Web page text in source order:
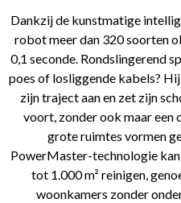
Dankzij de kunstmatige
robot meer dan 320 soorten
0,1 seconde. Rondslingerend
poes of losliggende kabels?
zijn traject aan en zet zijn
voort, zonder ook maar een
grote ruimtes vormen
PowerMaster-technologie
tot 1.000 m² reinigen,
woonkamers zonder